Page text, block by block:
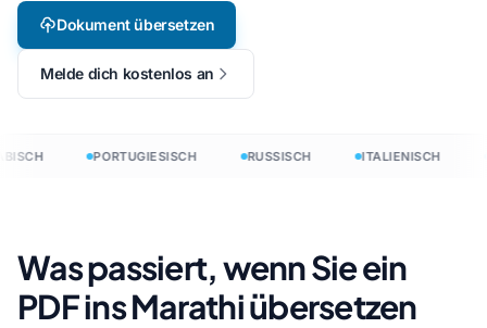
Dokument übersetzen
Melde dich kostenlos an
PORTUGIESISCH RUSSISCH ITALIENISCH
Was passiert, wenn Sie ein
PDF ins Marathi übersetzen